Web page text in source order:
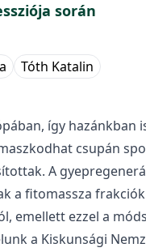
során
Tóth Katalin
így
csupán
A
fitomassza
emellett ezzel a
a Kiskunsági